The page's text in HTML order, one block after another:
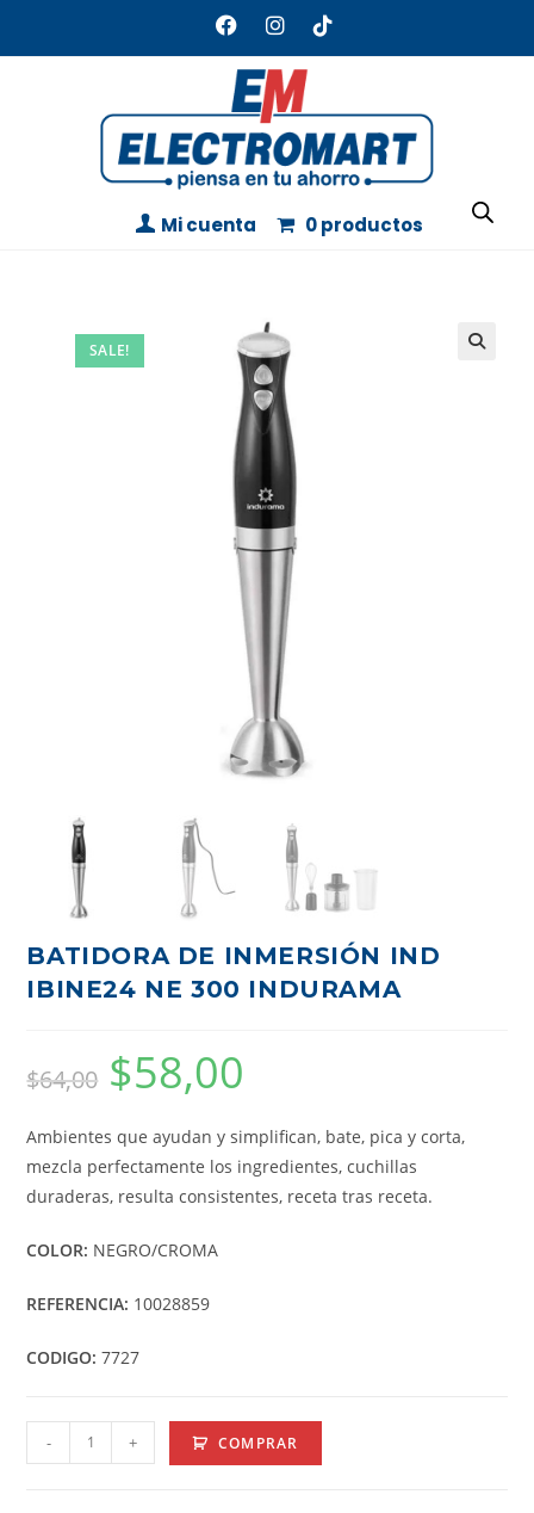
Mi cuenta 0 productos
SALE!
BATIDORA DE INMERSIÓN IND
IBINE24 NE 300 INDURAMA
$64,00 $58,00
Ambientes que ayudan y simplifican, bate, pica y corta,
mezcla perfectamente los ingredientes, cuchillas
duraderas, resulta consistentes, receta tras receta.
COLOR: NEGRO/CROMA
REFERENCIA: 10028859
CODIGO: 7727
- + COMPRAR